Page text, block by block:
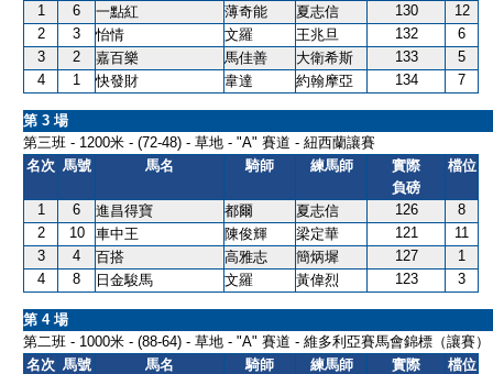
1 6 一點紅 薄奇能 夏志信 130
12
2
3 怡情 文羅 王兆旦 132
6
3
2 嘉百樂 馬佳善 大衛希斯 133
5
4
1 快發財 韋達 約翰摩亞 134 7
第 3 場
第三班 - 1200米 - (72-48) - 草地 - "A" 賽道 - 紐西蘭讓賽
名次 馬號 馬名 騎師 練馬師
實際
負磅
檔位
1 6 進昌得寶 都爾 夏志信 126
8
2
10 車中王 陳俊輝 梁定華 121
11
3
4 百搭 高雅志 簡炳墀 127
1
4
8 日金駿馬 文羅 黃偉烈 123 3
第 4 場
第二班 - 1000米 - (88-64) - 草地 - "A" 賽道 - 維多利亞賽馬會錦標（讓賽）
名次 馬號 馬名 騎師 練馬師
實際
檔位